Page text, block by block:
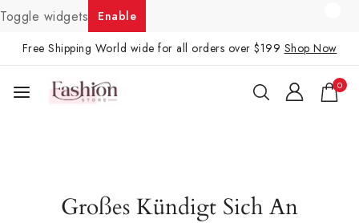
Toggle widgets
Enable
Free Shipping World wide for all orders over $199 Shop Now
0
Großes Kündigt Sich An